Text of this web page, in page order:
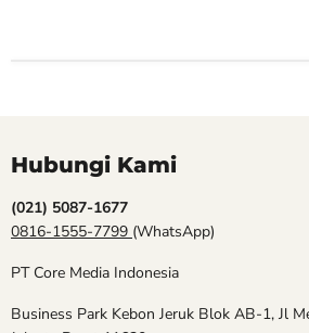
Hubungi Kami
(021) 5087-1677
0816-1555-7799 (WhatsApp)
PT Core Media Indonesia
Business Park Kebon Jeruk Blok AB-1, Jl